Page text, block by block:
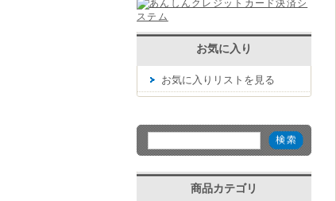
お気に入り
お気に入りリストを見る
商品カテゴリ